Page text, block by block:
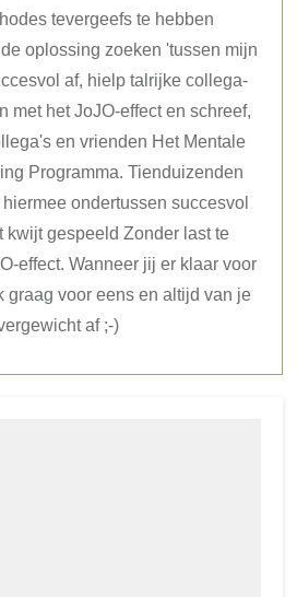
tevergeefs te hebben
oplossing zoeken 'tussen mijn
af, hielp talrijke collega-
met het JoJO-effect en schreef,
en vrienden Het Mentale
Programma. Tienduizenden
ondertussen succesvol
kwijt gespeeld Zonder last te
effect. Wanneer jij er klaar voor
graag voor eens en altijd van je
af ;-)